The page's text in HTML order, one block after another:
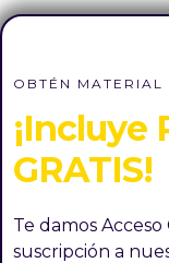
OBTÉN MATERIAL
¡Incluye
GRATIS!
Te damos
suscripción a